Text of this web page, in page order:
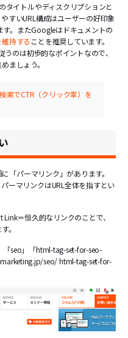
タイトルやディスクリプションと
すいURL構成はユーザーの好印象
。またGoogleはドキュメントの
持する ことを推奨しています。
のは初歩的なポイントなので、
ましょう。
索でCTR（クリック率）を
「パーマリンク」があります。
ーマリンクはURL全体を指すとい
＝恒久的なリンクのことで、
。
seo」「html-tag-set-for-seo-
seo/ html-tag-set-for-